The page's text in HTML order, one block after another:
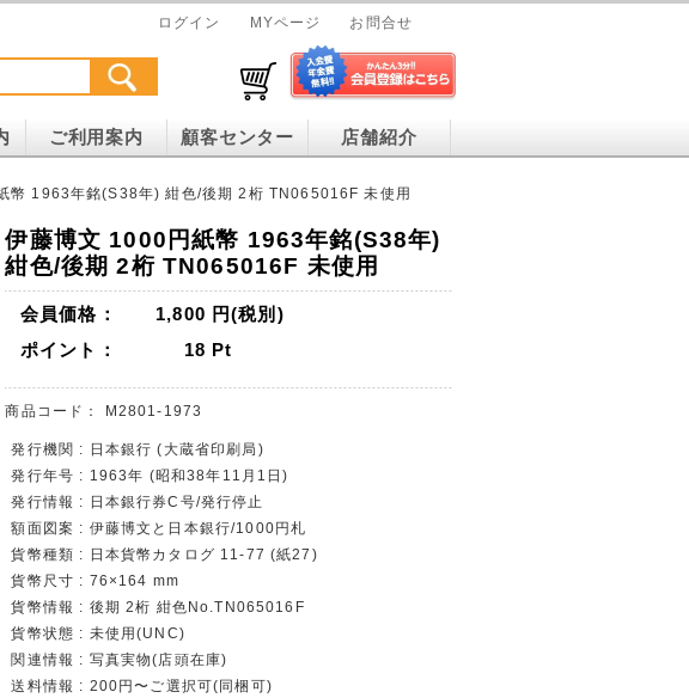
ログイン MYページ お問合せ
ご利用案内 顧客センター 店舗紹介
幣 1963年銘(S38年) 紺色/後期 2桁 TN065016F 未使用
伊藤博文 1000円紙幣 1963年銘(S38年)
紺色/後期 2桁 TN065016F 未使用
会員価格： 1,800 円(税別)
ポイント：
18 Pt
商品コード： M2801-1973
発行機関 : 日本銀行 (大蔵省印刷局)
発行年号 : 1963年 (昭和38年11月1日)
発行情報 : 日本銀行券C号/発行停止
額面図案 : 伊藤博文と日本銀行/1000円札
貨幣種類 : 日本貨幣カタログ 11-77 (紙27)
貨幣尺寸 : 76×164 mm
貨幣情報 : 後期 2桁 紺色No.TN065016F
貨幣状態 : 未使用(UNC)
関連情報 : 写真実物(店頭在庫)
送料情報 : 200円〜ご選択可(同梱可)